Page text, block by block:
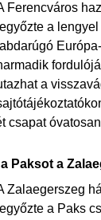
Ferencváros
legyőzte a
labdarúgó
a
csapat
Paksot a
Zalaegerszeg
legyőzte a Paks